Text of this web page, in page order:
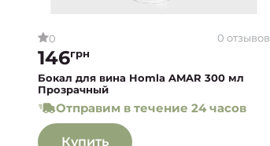
0 0 отзывов
146грн
Бокал для вина Homla AMAR 300 мл
Прозрачный
Отправим в течение 24 часов
Купить